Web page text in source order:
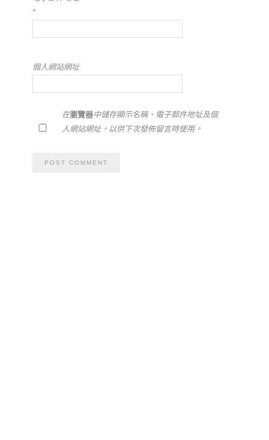
*
個人網站網址
在瀏覽器中儲存顯示名稱、電子郵件地址及個
人網站網址，以供下次發佈留言時使用。